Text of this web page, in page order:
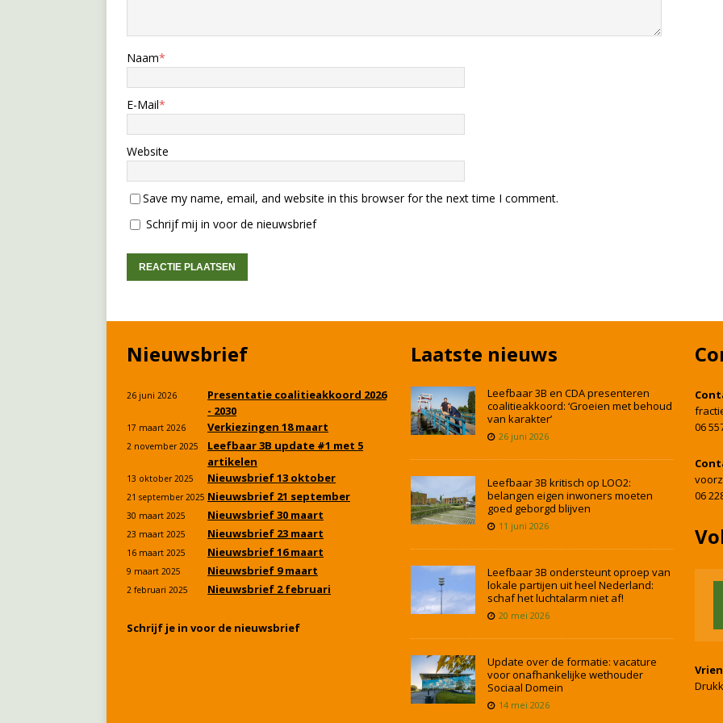
Naam*
E-Mail*
Website
Save my name, email, and website in this browser for the next time I comment.
Schrijf mij in voor de nieuwsbrief
Nieuwsbrief
26 juni 2026
Presentatie coalitieakkoord 2026
- 2030
17 maart 2026 Verkiezingen 18 maart
2 november 2025
Leefbaar 3B update #1 met 5
artikelen
13 oktober 2025 Nieuwsbrief 13 oktober
21 september 2025 Nieuwsbrief 21 september
30 maart 2025 Nieuwsbrief 30 maart
23 maart 2025 Nieuwsbrief 23 maart
16 maart 2025 Nieuwsbrief 16 maart
9 maart 2025 Nieuwsbrief 9 maart
2 februari 2025 Nieuwsbrief 2 februari
Schrijf je in voor de nieuwsbrief
Laatste nieuws
Leefbaar 3B en CDA presenteren
coalitieakkoord: ‘Groeien met behoud
van karakter’
26 juni 2026
Leefbaar 3B kritisch op LOO2:
belangen eigen inwoners moeten
goed geborgd blijven
11 juni 2026
Leefbaar 3B ondersteunt oproep van
lokale partijen uit heel Nederland:
schaf het luchtalarm niet af!
20 mei 2026
Update over de formatie: vacature
voor onafhankelijke wethouder
Sociaal Domein
14 mei 2026
06
06